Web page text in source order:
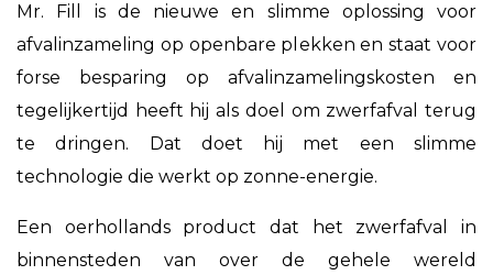
Mr. Fill is de nieuwe en slimme oplossing voor
afvalinzameling op openbare plekken en staat voor
forse besparing op afvalinzamelingskosten en
tegelijkertijd heeft hij als doel om zwerfafval terug
te dringen. Dat doet hij met een slimme
technologie die werkt op zonne-energie.
Een oerhollands product dat het zwerfafval in
binnensteden van over de gehele wereld